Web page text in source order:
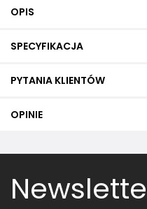
OPIS
SPECYFIKACJA
PYTANIA KLIENTÓW
OPINIE